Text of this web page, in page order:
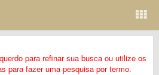
para refinar sua busca ou utilize os
para fazer uma pesquisa por termo.